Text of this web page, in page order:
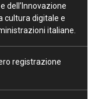
dell’Innovazione
cultura digitale e
italiane.
registrazione